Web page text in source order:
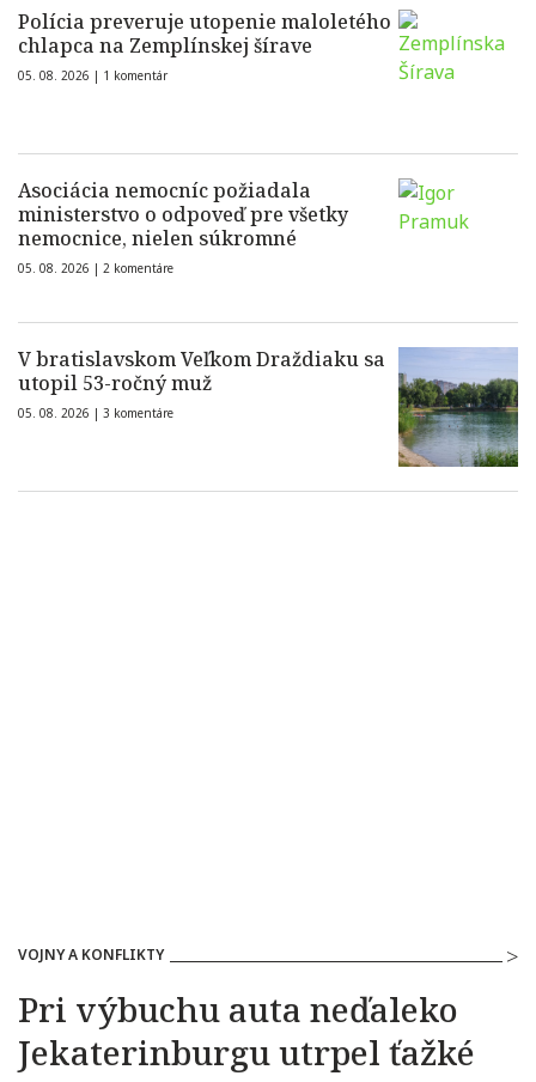
Polícia preveruje utopenie maloletého
chlapca na Zemplínskej šírave
05. 08. 2026 | 1 komentár
Asociácia nemocníc požiadala
ministerstvo o odpoveď pre všetky
nemocnice, nielen súkromné
05. 08. 2026 | 2 komentáre
V bratislavskom Veľkom Draždiaku sa
utopil 53-ročný muž
05. 08. 2026 | 3 komentáre
VOJNY A KONFLIKTY
Pri výbuchu auta neďaleko
Jekaterinburgu utrpel ťažké